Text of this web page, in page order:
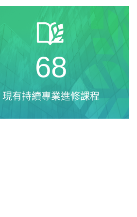
68
現有持續專業進修課程